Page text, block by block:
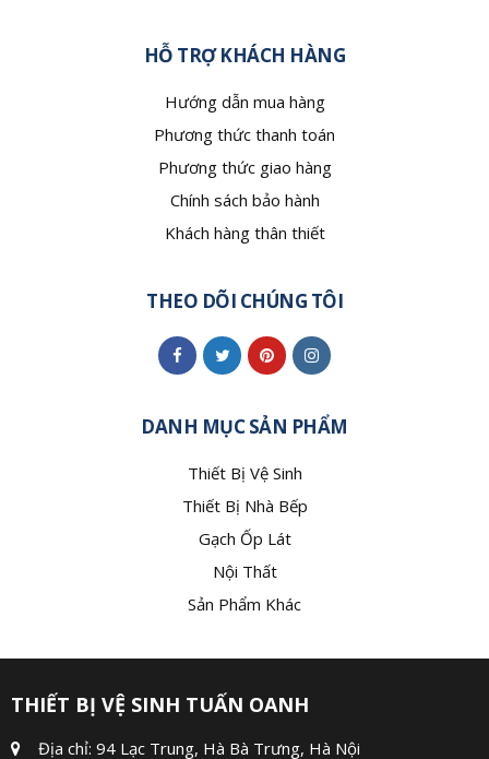
HỖ TRỢ KHÁCH HÀNG
Hướng dẫn mua hàng
Phương thức thanh toán
Phương thức giao hàng
Chính sách bảo hành
Khách hàng thân thiết
THEO DÕI CHÚNG TÔI
DANH MỤC SẢN PHẨM
Thiết Bị Vệ Sinh
Thiết Bị Nhà Bếp
Gạch Ốp Lát
Nội Thất
Sản Phẩm Khác
THIẾT BỊ VỆ SINH TUẤN OANH
Địa chỉ: 94 Lạc Trung, Hà Bà Trưng, Hà Nội